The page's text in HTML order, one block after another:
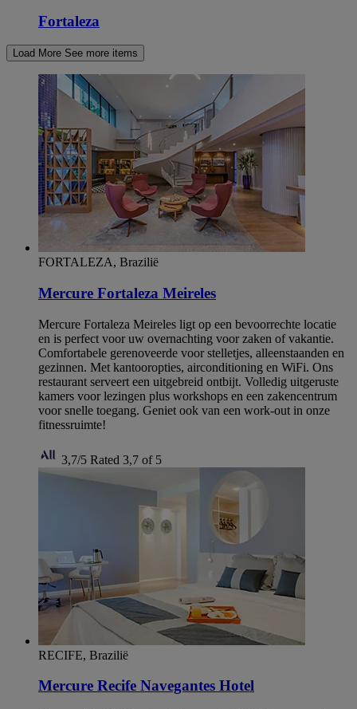
Fortaleza
Load More See more items
FORTALEZA, Brazilië
Mercure Fortaleza Meireles
Mercure Fortaleza Meireles ligt op een bevoorrechte locatie
en is perfect voor uw overnachting voor zaken of vakantie.
Comfortabele gerenoveerde voor stelletjes, alleenstaanden en
gezinnen. Met kantooropties, airconditioning en WiFi. Ons
restaurant serveert een uitgebreid ontbijt. Volledig uitgeruste
kamers voor lezingen plus workshops en een zakencentrum
voor snelle toegang. Geniet ook van een work-out in onze
fitnessruimte!
3,7/5 Rated 3,7 of 5
RECIFE, Brazilië
Mercure Recife Navegantes Hotel